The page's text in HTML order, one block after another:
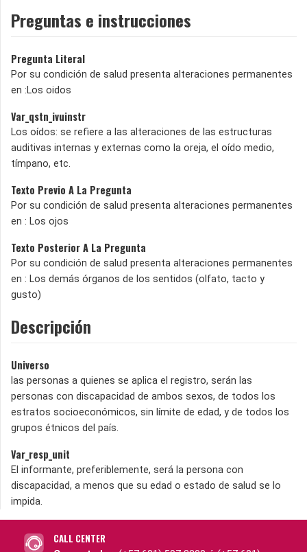
Preguntas e instrucciones
Pregunta Literal
Por su condición de salud presenta alteraciones permanentes
en :Los oidos
Var_qstn_ivuinstr
Los oídos: se refiere a las alteraciones de las estructuras
auditivas internas y externas como la oreja, el oído medio,
tímpano, etc.
Texto Previo A La Pregunta
Por su condición de salud presenta alteraciones permanentes
en : Los ojos
Texto Posterior A La Pregunta
Por su condición de salud presenta alteraciones permanentes
en : Los demás órganos de los sentidos (olfato, tacto y
gusto)
Descripción
Universo
las personas a quienes se aplica el registro, serán las
personas con discapacidad de ambos sexos, de todos los
estratos socioeconómicos, sin límite de edad, y de todos los
grupos étnicos del país.
Var_resp_unit
El informante, preferiblemente, será la persona con
discapacidad, a menos que su edad o estado de salud se lo
impida.
CALL CENTER